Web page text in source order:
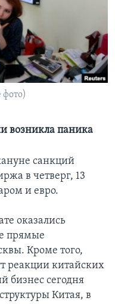
возникла паника
санкций
в четверг, 13
и евро.
оказались
прямые
Кроме того,
реакции китайских
бизнес сегодня
Китая, в